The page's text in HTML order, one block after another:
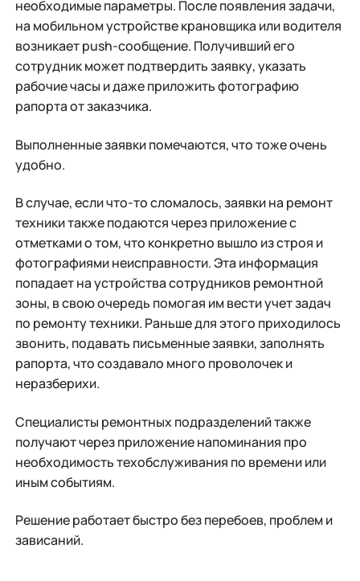
необходимые параметры. После появления задачи,
на мобильном устройстве крановщика или водителя
возникает push-сообщение. Получивший его
сотрудник может подтвердить заявку, указать
рабочие часы и даже приложить фотографию
рапорта от заказчика.
Выполненные заявки помечаются, что тоже очень
удобно.
В случае, если что-то сломалось, заявки на ремонт
техники также подаются через приложение с
отметками о том, что конкретно вышло из строя и
фотографиями неисправности. Эта информация
попадает на устройства сотрудников ремонтной
зоны, в свою очередь помогая им вести учет задач
по ремонту техники. Раньше для этого приходилось
звонить, подавать письменные заявки, заполнять
рапорта, что создавало много проволочек и
неразберихи.
Специалисты ремонтных подразделений также
получают через приложение напоминания про
необходимость техобслуживания по времени или
иным событиям.
Решение работает быстро без перебоев, проблем и
зависаний.